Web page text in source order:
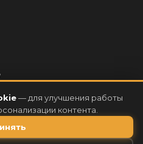
права защищены
— для улучшения работы
контента.